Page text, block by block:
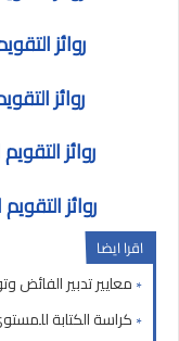
روائز
روائز
روائز
روائز
اقرا ايضا
معايير تدبير الفائض
كراسة الكتابة